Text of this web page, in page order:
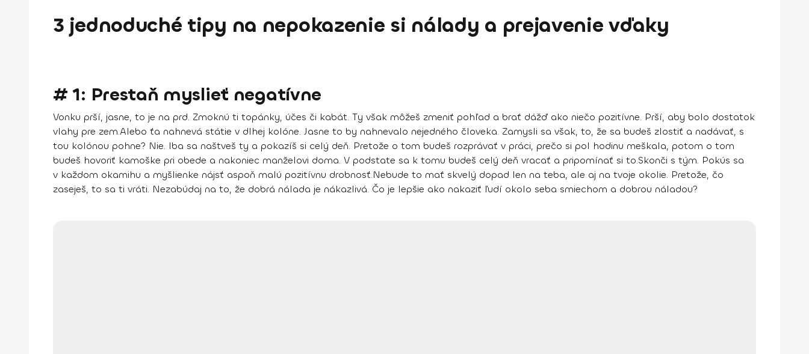
3 jednoduché tipy na nepokazenie si nálady a prejavenie vďaky
# 1: Prestaň myslieť negatívne
Vonku prší, jasne, to je na prd. Zmoknú ti topánky, účes či kabát. Ty však môžeš zmeniť pohľad a brať dážď ako niečo pozitívne. Prší, aby bolo dostatok
vlahy pre zem.Alebo ťa nahnevá státie v dlhej kolóne. Jasne to by nahnevalo nejedného človeka. Zamysli sa však, to, že sa budeš zlostiť a nadávať, s
tou kolónou pohne? Nie. Iba sa naštveš ty a pokazíš si celý deň. Pretože o tom budeš rozprávať v práci, prečo si pol hodinu meškala, potom o tom
budeš hovoriť kamoške pri obede a nakoniec manželovi doma. V podstate sa k tomu budeš celý deň vracať a pripomínať si to.Skonči s tým. Pokús sa
v každom okamihu a myšlienke nájsť aspoň malú pozitívnu drobnosť.Nebude to mať skvelý dopad len na teba, ale aj na tvoje okolie. Pretože, čo
zaseješ, to sa ti vráti. Nezabúdaj na to, že dobrá nálada je nákazlivá. Čo je lepšie ako nakaziť ľudí okolo seba smiechom a dobrou náladou?